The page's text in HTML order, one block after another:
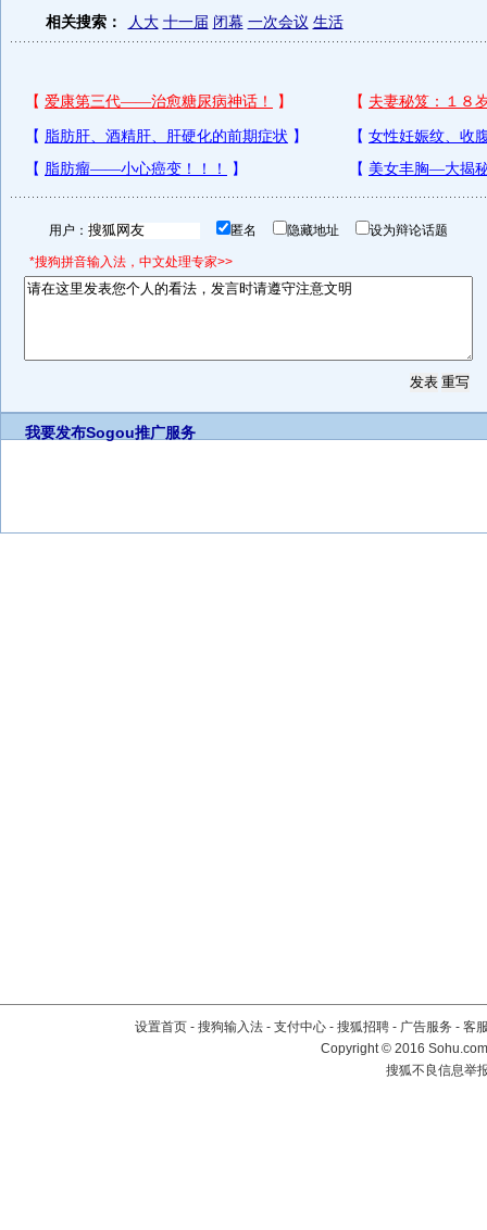
相关搜索： 人大 十一届 闭幕 一次会议 生活
用户： 匿名 隐藏地址 设为辩论话题
*搜狗拼音输入法，中文处理专家>>
我要发布Sogou推广服务
设置首页 - 搜狗输入法 - 支付中心 - 搜狐招聘 - 广告服务 - 客
Copyright©2016
搜狐不良信息举